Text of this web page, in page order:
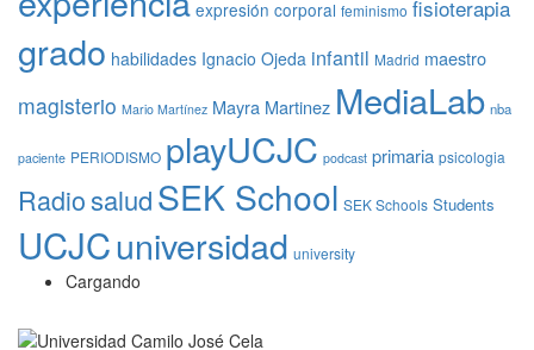
expresión corporal feminismo fisioterapia
grado habilidades Ignacio Ojeda infantil Madrid maestro
magisterio Mario Martínez Mayra Martinez MediaLab nba
paciente PERIODISMO playUCJC podcast primaria psicologia
RadiosaludSEK School SEK Schools Students
UCJCuniversidad university
Cargando